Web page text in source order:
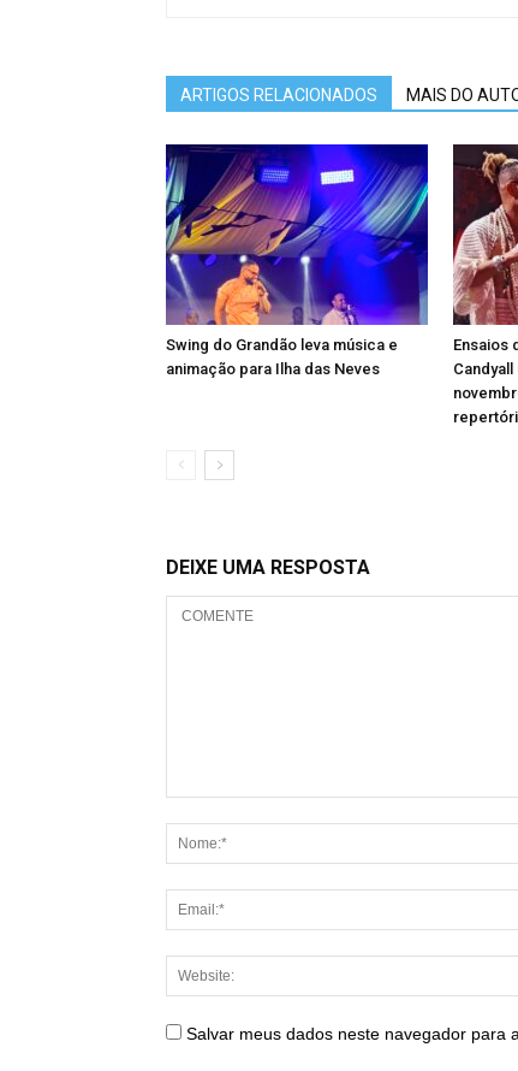
ARTIGOS RELACIONADOS MAIS DO
Swing do Grandão leva música e
animação para Ilha das Neves
Ensaios
DEIXE UMA RESPOSTA
Salvar meus dados neste navegador para